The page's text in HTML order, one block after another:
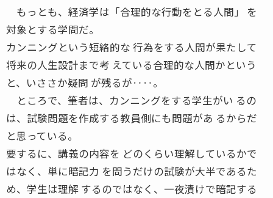
もっとも、経済学は「合理的な行動をとる人間」 を
対象とする学問だ。
カンニングという短絡的な 行為をする人間が果たして
将来の人生設計まで考 えている合理的な人間かという
と、いささか疑問 が残るが‥‥。
ところで、筆者は、カンニングをする学生がい るの
は、試験問題を作成する教員側にも問題があ るからだ
と思っている。
要するに、講義の内容を どのくらい理解しているかで
はなく、単に暗記力 を問うだけの試験が大半であるた
め、学生は理解 するのではなく、一夜漬けで暗記する